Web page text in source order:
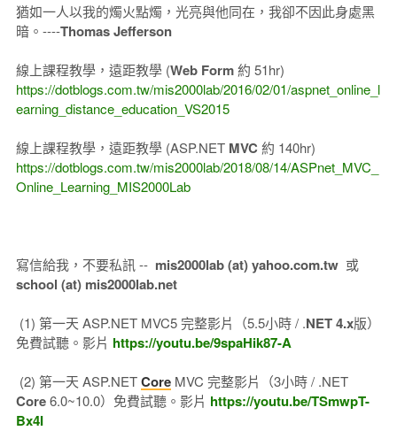
猶如一人以我的燭火點燭，光亮與他同在，我卻不因此身處黑
暗。----Thomas Jefferson
線上課程教學，遠距教學 (Web Form約 51hr)
https://dotblogs.com.tw/mis2000lab/2016/02/01/aspnet_online_l
earning_distance_education_VS2015
線上課程教學，遠距教學 (ASP.NET MVC 約 140hr)
https://dotblogs.com.tw/mis2000lab/2018/08/14/ASPnet_MVC_
Online_Learning_MIS2000Lab
寫信給我，不要私訊 -- mis2000lab (at) yahoo.com.tw或
school (at) mis2000lab.net
(1) 第一天 ASP.NET MVC5 完整影片（5.5小時 / .NET 4.x版）
免費試聽。影片 https://youtu.be/9spaHik87-A
(2) 第一天 ASP.NETCoreMVC 完整影片（3小時 / .NET
Core6.0~10.0）免費試聽。影片 https://youtu.be/TSmwpT-
Bx4I